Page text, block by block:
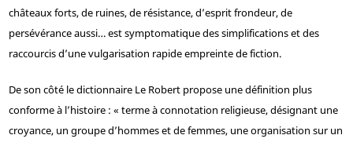
châteaux forts, de ruines, de résistance, d’esprit frondeur, de
persévérance aussi… est symptomatique des simplifications et des
raccourcis d’une vulgarisation rapide empreinte de fiction.
De son côté le dictionnaire Le Robert propose une définition plus
conforme à l’histoire : « terme à connotation religieuse, désignant une
croyance, un groupe d’hommes et de femmes, une organisation sur un